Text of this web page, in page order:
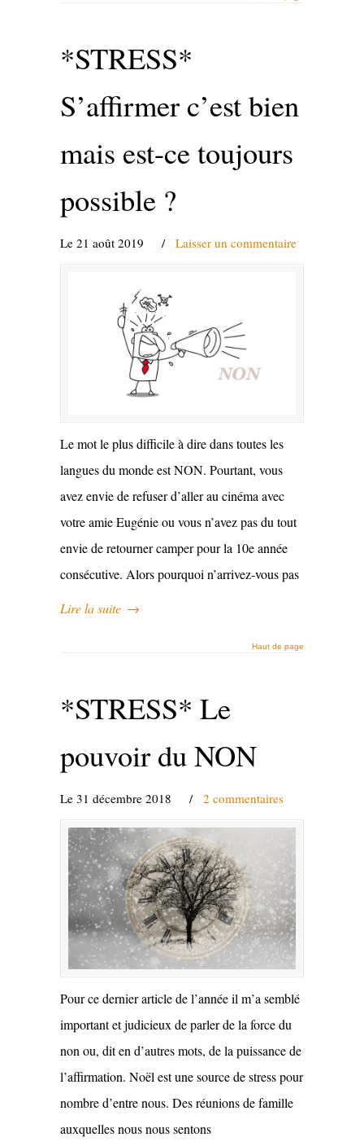
*STRESS*
S’affirmer c’est bien
mais est-ce toujours
possible ?
Le 21 août 2019 / Laisser un commentaire
Le mot le plus difficile à dire dans toutes les
langues du monde est NON. Pourtant, vous
avez envie de refuser d’aller au cinéma avec
votre amie Eugénie ou vous n’avez pas du tout
envie de retourner camper pour la 10e année
consécutive. Alors pourquoi n’arrivez-vous pas
Lire la suite →
Haut de page
*STRESS* Le
pouvoir du NON
Le 31 décembre 2018 / 2 commentaires
Pour ce dernier article de l’année il m’a semblé
important et judicieux de parler de la force du
non ou, dit en d’autres mots, de la puissance de
l’affirmation. Noël est une source de stress pour
nombre d’entre nous. Des réunions de famille
auxquelles nous nous sentons